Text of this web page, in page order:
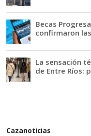
Becas
confirmaron
La sensación
de Entre Ríos:
Cazanoticias